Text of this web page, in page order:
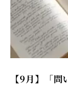
【9月】「